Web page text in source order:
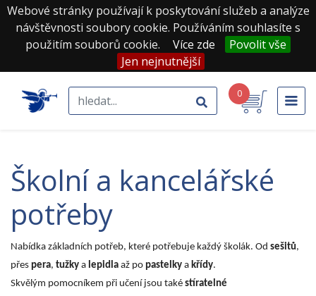
Webové stránky používají k poskytování služeb a analýze
návštěvnosti soubory cookie. Používáním souhlasíte s
použitím souborů cookie.
Více zde
Povolit vše
Jen nejnutnější
0
školní a kancelářské
potřeby
Nabídka základních potřeb, které potřebuje každý školák. Od sešitů,
přes pera, tužky a lepidla až po pastelky a křídy.
Skvělým pomocníkem při učení jsou také stíratelné